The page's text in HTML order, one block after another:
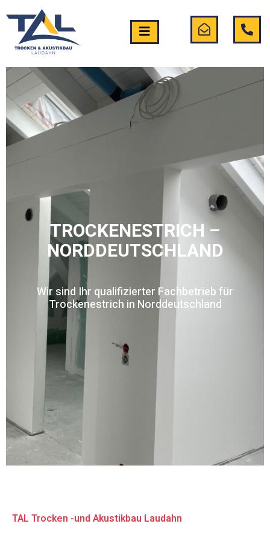
TROCKENESTRICH –
NORDDEUTSCHLAND
Wir sind Ihr qualifizierter Fachbetrieb für
Trockenestrich in Norddeutschland
TAL Trocken -und Akustikbau Laudahn